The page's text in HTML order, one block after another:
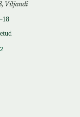
Viljandi